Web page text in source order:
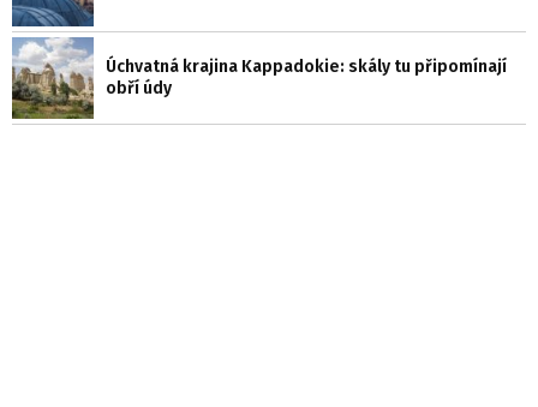
Úchvatná krajina Kappadokie: skály tu připomínají
obří údy